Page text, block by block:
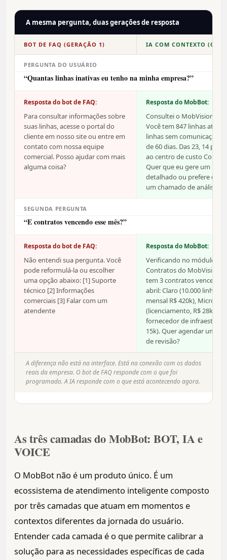
A mesma pergunta, duas gerações de resposta
BOT DE FAQ (GERAÇÃO 1) IA COM CONTEXTO
PERGUNTA DO USUÁRIO
“Quantas linhas inativas eu tenho na minha empresa?”
Resposta do bot de FAQ:
Para consultar informações sobre
suas linhas, acesse o portal do
cliente em nosso site ou entre em
contato com nossa equipe
comercial. Posso ajudar com mais
alguma coisa?
Resposta do MobBot:
Consultei o MobVision
Você tem 847 linhas ativas
linhas sem comunicação
de 60 dias. Das 23, 14
ao centro de custo
Quer que eu gere um
detalhado ou prefere que
um chamado de análise?
SEGUNDA PERGUNTA
“E contratos vencendo esse mês?”
Resposta do bot de FAQ:
Não entendi sua pergunta. Você
pode reformulá-la ou escolher
uma opção abaixo: [1] Suporte
técnico [2] Informações
comerciais [3] Falar com um
atendente
Resposta do MobBot:
Verificando no módulo de
Contratos do MobVision.
tem 3 contratos vencendo
abril: Claro (10.000 linhas,
mensal R$ 420k),
(licenciamento, R$ 28k) e
fornecedor de
15k). Quer agendar uma
de revisão?
A diferença não está na interface. Está na conexão com os dados
reais da empresa. O bot de FAQ responde com o que foi
programado. A IA responde com o que está acontecendo agora.
As três camadas do MobBot: BOT, IA e
VOICE
O MobBot não é um produto único. É um
ecossistema de atendimento inteligente composto
por três camadas que atuam em momentos e
contextos diferentes da jornada do usuário.
Entender cada camada é o que permite calibrar a
solução para as necessidades específicas de cada